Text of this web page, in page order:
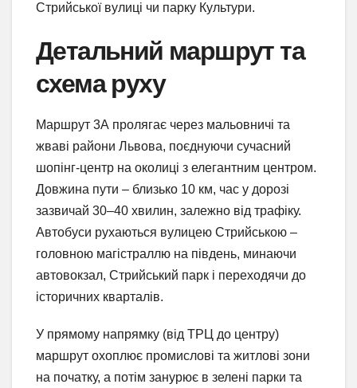
Стрийської вулиці чи парку Культури.
Детальний маршрут та
схема руху
Маршрут 3А пролягає через мальовничі та
жваві райони Львова, поєднуючи сучасний
шопінг-центр на околиці з елегантним центром.
Довжина пути – близько 10 км, час у дорозі
зазвичай 30–40 хвилин, залежно від трафіку.
Автобуси рухаються вулицею Стрийською –
головною магістраллю на південь, минаючи
автовокзал, Стрийський парк і переходячи до
історичних кварталів.
У прямому напрямку (від ТРЦ до центру)
маршрут охоплює промислові та житлові зони
на початку, а потім занурює в зелені парки та